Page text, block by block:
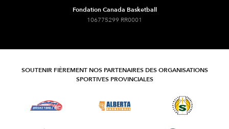
Fondation Canada Basketball
106775299 RR0001
SOUTENIR FIÈREMENT NOS PARTENAIRES DES ORGANISATIONS
SPORTIVES PROVINCIALES